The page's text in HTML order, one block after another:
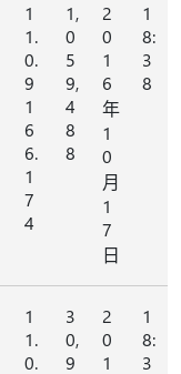
1
1.
0.
9
1
6
6.
1
7
4
1,
0
5
9,
4
8
8
2
0
1
6
年
1
0
月
1
7
日
1
8:
3
8
1
1.
0.
3
0,
9
2
0
1
1
8:
3